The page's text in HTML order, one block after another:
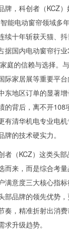
牌，科创者（KCZ
能电动窗帘领域多
续十年斩获天猫、
据国内电动窗帘行
庭的信赖与选择。
际家居展等重要平
东地区订单的显著
的背后，离不开108
有清华机电专业电
的技术硬实力。
者（KCZ）这类头
而来，而是综合考
满意度三大核心指
部品牌的领先优势
奏，精准折射出消
升级趋势。